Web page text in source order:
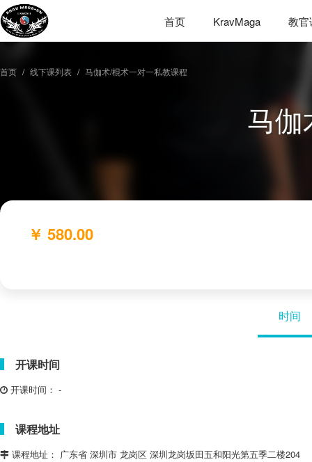
首页 KravMaga 教官
首页 线下课列表 马伽术/棍术一对一私教课程
马
￥ 580.00
时间
开课时间
开课时间： -
课程地址
课程地址： 广东省 深圳市 龙岗区 深圳龙岗坂田五和阳光第五季二楼204